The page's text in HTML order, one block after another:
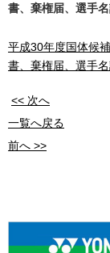
書、棄権届、選手
平成30年度国体候
書、棄権届、選手
<< 次へ
一覧へ戻る
前へ >>